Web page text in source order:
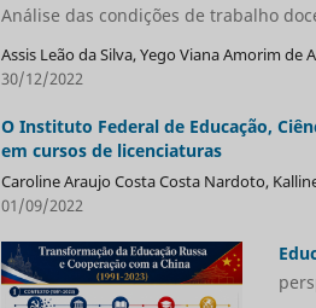
Análise das condições de trabalho
Assis Leão da Silva, Yego Viana Amorim de
30/12/2022
O Instituto Federal de Educação,
em cursos de licenciaturas
Caroline Araujo Costa Costa Nardoto,
01/09/2022